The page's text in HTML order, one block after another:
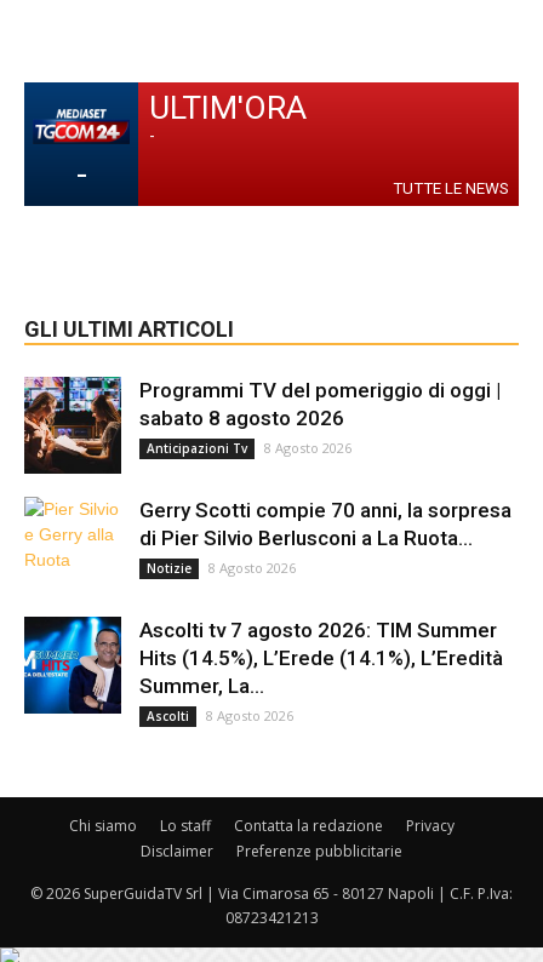
-
ULTIM'ORA
-
TUTTE LE NEWS
GLI ULTIMI ARTICOLI
Programmi TV del pomeriggio di oggi |
sabato 8 agosto 2026
Anticipazioni Tv 8 Agosto 2026
Gerry Scotti compie 70 anni, la sorpresa
di Pier Silvio Berlusconi a La Ruota...
Notizie 8 Agosto 2026
Ascolti tv 7 agosto 2026: TIM Summer
Hits (14.5%), L’Erede (14.1%), L’Eredità
Summer, La...
Ascolti 8 Agosto 2026
Chi siamo Lo staff Contatta la redazione
Privacy
Disclaimer
Preferenze pubblicitarie
© 2026 SuperGuidaTV Srl | Via Cimarosa 65 - 80127 Napoli | C.F. P.Iva:
08723421213